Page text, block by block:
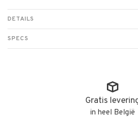
DETAILS
SPECS
Gratis
in heel België